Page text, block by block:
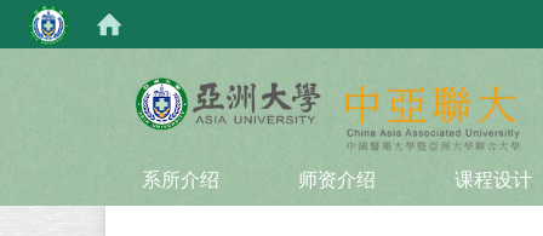
系所介绍 师资介绍 课程设计